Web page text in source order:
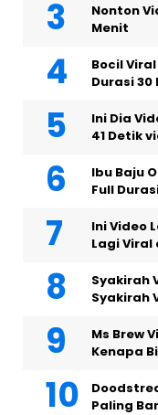
Nonton
Menit
Bocil
Durasi 30
Ini Dia
41 Detik
Ibu Baju
Full
Ini Video
Lagi Viral
Syakirah
Syakirah
Ms Brew
Kenapa
Paling